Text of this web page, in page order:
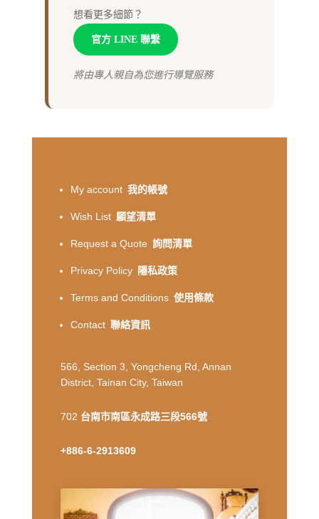
想看更多細節？
官方 LINE 聯繫
將由專人親自為您進行導覽服務
My account 我的帳號
Wish List 願望清單
Request a Quote 詢問清單
Privacy Policy 隱私政策
Terms and Conditions 使用條款
Contact 聯絡資訊
566, Section 3, Yongcheng Rd, Annan
District, Tainan City, Taiwan
702 台南市南區永成路三段566號
+886-6-2913609